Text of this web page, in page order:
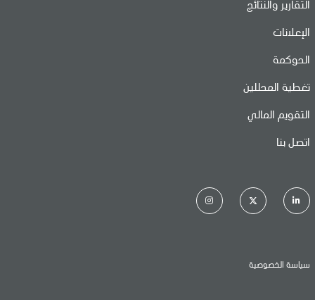
التقارير والنتائج
الإعلانات
الحوكمة
تغطية المحللين
التقويم المالي
اتصل بنا
سياسة الخصوصية